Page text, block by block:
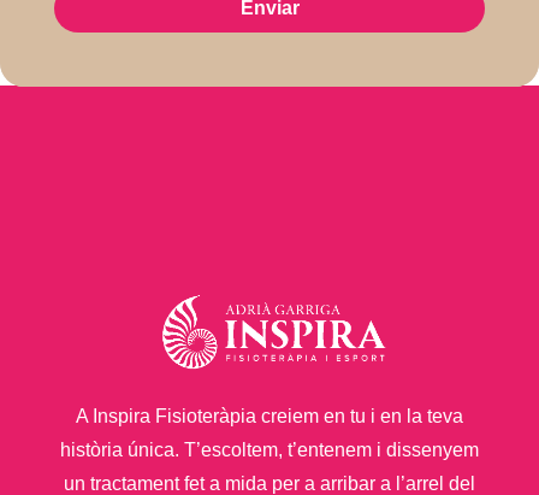
Enviar
A Inspira Fisioteràpia creiem en tu i en la teva
història única. T’escoltem, t’entenem i dissenyem
un tractament fet a mida per a arribar a l’arrel del